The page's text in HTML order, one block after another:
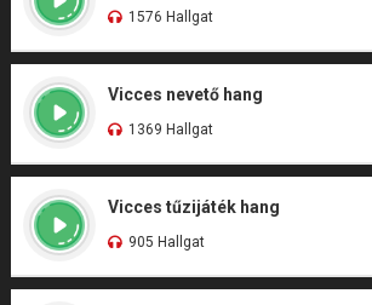
1576 Hallgat
Vicces nevető hang
1369 Hallgat
Vicces tűzijáték hang
905 Hallgat